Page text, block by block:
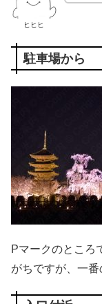
ヒヒヒ
駐車場から
Pマークのところ
がちですが、一番